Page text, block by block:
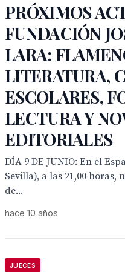
PRÓXIMOS
FUNDACIÓN
LARA:
LITERATURA,
ESCOLARES,
LECTURA Y
EDITORIALES
DÍA 9 DE JUNIO: En el
Sevilla), a las 21,00 horas,
de...
hace 10 años
JUECES